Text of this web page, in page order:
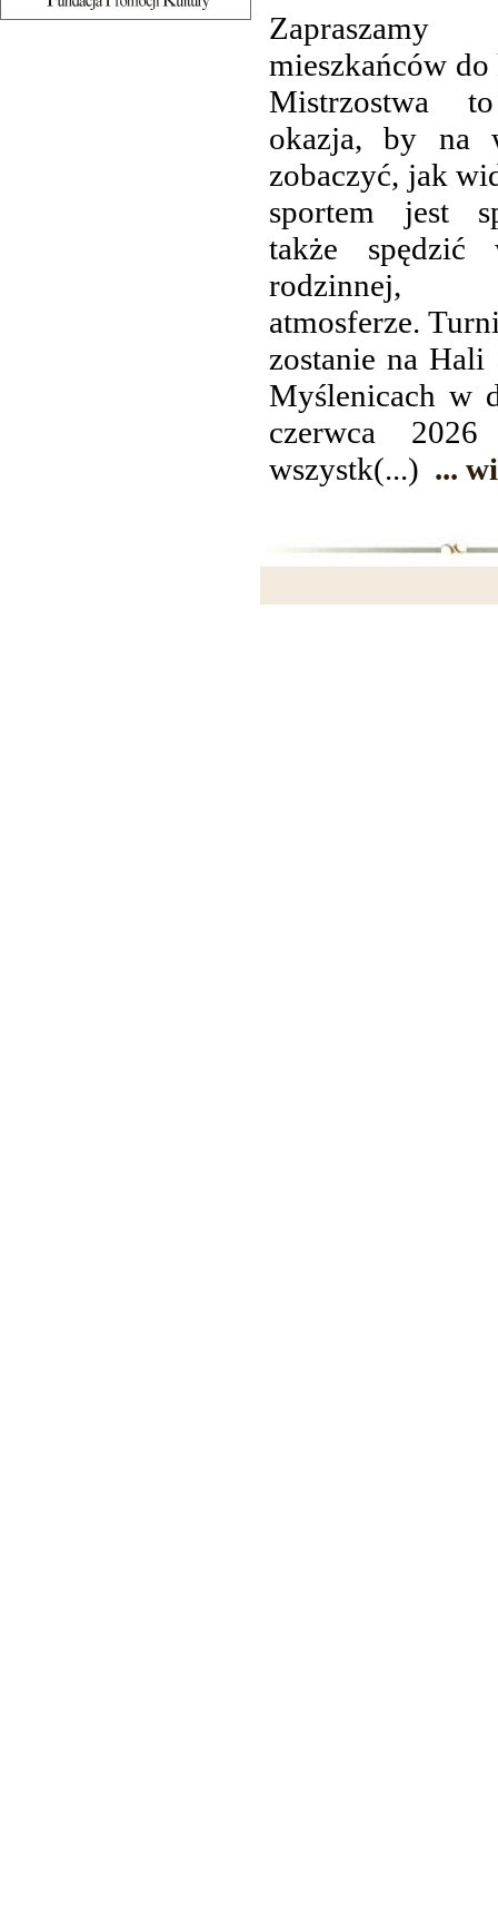
Zapraszamy
mieszkańców
Mistrzostwa
okazja, by na
zobaczyć, jak
sportem jest
także spędzić
rodzinnej,
atmosferze.
zostanie na
Myślenicach w
czerwca
wszystk(...) ...